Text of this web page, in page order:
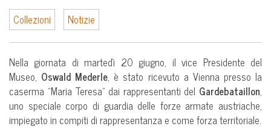
Collezioni Notizie
Nella giornata di martedì 20 giugno, il vice Presidente del
Museo, Oswald Mederle, è stato ricevuto a Vienna presso la
caserma “Maria Teresa” dai rappresentanti del Gardebataillon,
uno speciale corpo di guardia delle forze armate austriache,
impiegato in compiti di rappresentanza e come forza territoriale.